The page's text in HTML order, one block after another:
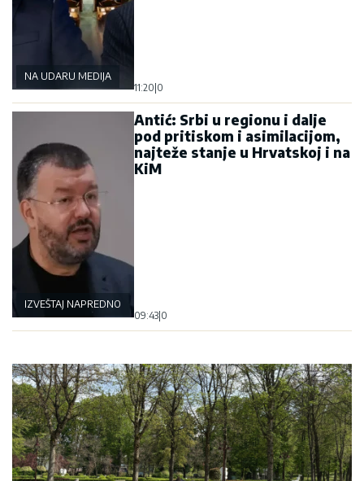
NA UDARU MEDIJA
11:20 0
IZVEŠTAJ NAPREDNOG KLUBA
Antić: Srbi u regionu i dalje
pod pritiskom i asimilacijom,
najteže stanje u Hrvatskoj i na
KiM
09:43 0